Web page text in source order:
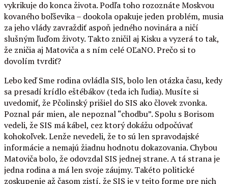
vykrikuje do konca života. Podľa toho rozoznáte Moskvou
kovaného boľševika – dookola opakuje jeden problém, musia
za jeho vlády zavraždiť aspoň jedného novinára a ničí
slušným ľuďom životy. Takto zničil aj Kisku a vyzerá to tak,
že zničia aj Matoviča a s ním celé OĽaNO. Prečo si to
dovolím tvrdiť?
Lebo keď Sme rodina ovládla SIS, bolo len otázka času, kedy
sa presadí krídlo eštébákov (teda ich ľudia). Musíte si
uvedomiť, že Pčolinský prišiel do SIS ako človek zvonka.
Poznal pár mien, ale nepoznal “chodbu”. Spolu s Borisom
vedeli, že SIS má kábel, cez ktorý dokážu odpočúvať
kohokoľvek. Lenže nevedeli, že to sú len spravodajské
informácie a nemajú žiadnu hodnotu dokazovania. Chybou
Matoviča bolo, že odovzdal SIS jednej strane. A tá strana je
jedna rodina a má len svoje záujmy. Takéto politické
zoskupenie až časom zistí, že SIS je v tejto forme pre nich